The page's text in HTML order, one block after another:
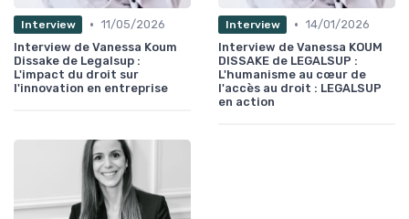
Interview • 11/05/2026
Interview de Vanessa Koum
Dissake de Legalsup :
L'impact du droit sur
l'innovation en entreprise
Interview • 14/01/2026
Interview de Vanessa KOUM
DISSAKE de LEGALSUP :
L'humanisme au cœur de
l'accès au droit : LEGALSUP
en action